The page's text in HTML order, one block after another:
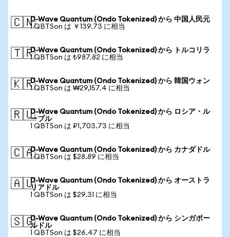
🇨🇳D-Wave Quantum (Ondo Tokenized) から 中国人民元
1 QBTSon は ￥139.73 に相当
🇹🇷D-Wave Quantum (Ondo Tokenized) から トルコリラ
1 QBTSon は ₺987.82 に相当
🇰🇷D-Wave Quantum (Ondo Tokenized) から 韓国ウォン
1 QBTSon は ₩29,157.4 に相当
🇷🇺D-Wave Quantum (Ondo Tokenized) から ロシア・ル
ーブル
1 QBTSon は ₽1,703.73 に相当
🇨🇦D-Wave Quantum (Ondo Tokenized) から カナダドル
1 QBTSon は $28.89 に相当
🇦🇺D-Wave Quantum (Ondo Tokenized) から オーストラ
リアドル
1 QBTSon は $29.31 に相当
🇸🇬D-Wave Quantum (Ondo Tokenized) から シンガポー
ルドル
1 QBTSon は $26.47 に相当